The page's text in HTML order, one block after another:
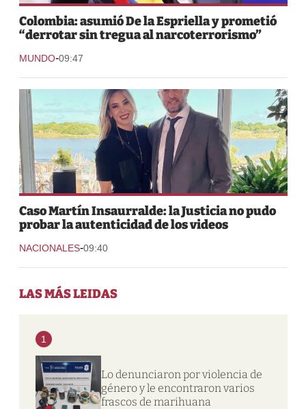
Colombia: asumió De la Espriella y prometió
“derrotar sin tregua al narcoterrorismo”
MUNDO-09:47
Caso Martín Insaurralde: la Justicia no pudo
probar la autenticidad de los videos
NACIONALES-09:40
LAS MÁS LEIDAS
1
Lo denunciaron por violencia de
género y le encontraron varios
frascos de marihuana